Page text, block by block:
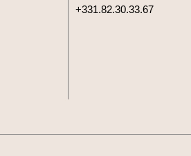
+331.82.30.33.67